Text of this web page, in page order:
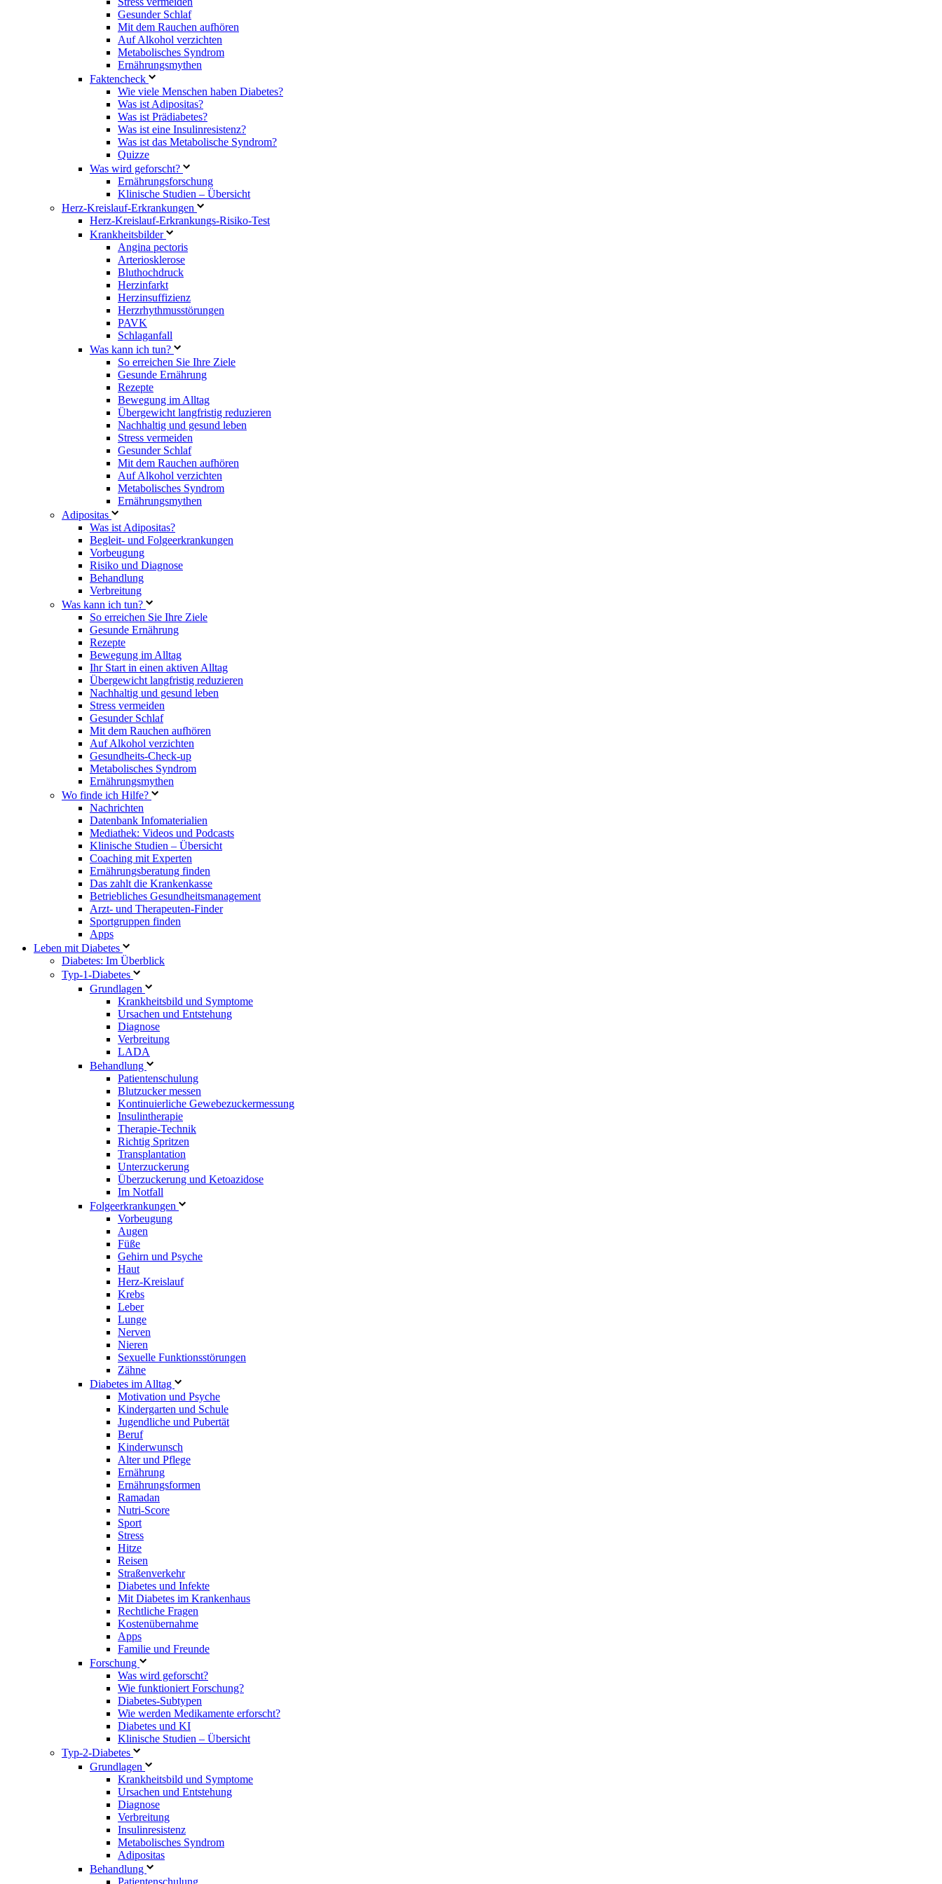
Gesunder Schlaf
Mit dem Rauchen aufhören
Auf Alkohol verzichten
Metabolisches Syndrom
Ernährungsmythen
Faktencheck
Wie viele Menschen haben Diabetes?
Was ist Adipositas?
Was ist Prädiabetes?
Was ist eine Insulinresistenz?
Was ist das Metabolische Syndrom?
Quizze
Was wird geforscht?
Ernährungsforschung
Klinische Studien – Übersicht
Herz-Kreislauf-Erkrankungen
Herz-Kreislauf-Erkrankungs-Risiko-Test
Krankheitsbilder
Angina pectoris
Arteriosklerose
Bluthochdruck
Herzinfarkt
Herzinsuffizienz
Herzrhythmusstörungen
PAVK
Schlaganfall
Was kann ich tun?
So erreichen Sie Ihre Ziele
Gesunde Ernährung
Rezepte
Bewegung im Alltag
Übergewicht langfristig reduzieren
Nachhaltig und gesund leben
Stress vermeiden
Gesunder Schlaf
Mit dem Rauchen aufhören
Auf Alkohol verzichten
Metabolisches Syndrom
Ernährungsmythen
Adipositas
Was ist Adipositas?
Begleit- und Folgeerkrankungen
Vorbeugung
Risiko und Diagnose
Behandlung
Verbreitung
Was kann ich tun?
So erreichen Sie Ihre Ziele
Gesunde Ernährung
Rezepte
Bewegung im Alltag
Ihr Start in einen aktiven Alltag
Übergewicht langfristig reduzieren
Nachhaltig und gesund leben
Stress vermeiden
Gesunder Schlaf
Mit dem Rauchen aufhören
Auf Alkohol verzichten
Gesundheits-Check-up
Metabolisches Syndrom
Ernährungsmythen
Wo finde ich Hilfe?
Nachrichten
Datenbank Infomaterialien
Mediathek: Videos und Podcasts
Klinische Studien – Übersicht
Coaching mit Experten
Ernährungsberatung finden
Das zahlt die Krankenkasse
Betriebliches Gesundheitsmanagement
Arzt- und Therapeuten-Finder
Sportgruppen finden
Apps
Leben mit Diabetes
Diabetes: Im Überblick
Typ-1-Diabetes
Grundlagen
Krankheitsbild und Symptome
Ursachen und Entstehung
Diagnose
Verbreitung
LADA
Behandlung
Patientenschulung
Blutzucker messen
Kontinuierliche Gewebezuckermessung
Insulintherapie
Therapie-Technik
Richtig Spritzen
Transplantation
Unterzuckerung
Überzuckerung und Ketoazidose
Im Notfall
Folgeerkrankungen
Vorbeugung
Augen
Füße
Gehirn und Psyche
Haut
Herz-Kreislauf
Krebs
Leber
Lunge
Nerven
Nieren
Sexuelle Funktionsstörungen
Zähne
Diabetes im Alltag
Motivation und Psyche
Kindergarten und Schule
Jugendliche und Pubertät
Beruf
Kinderwunsch
Alter und Pflege
Ernährung
Ernährungsformen
Ramadan
Nutri-Score
Sport
Stress
Hitze
Reisen
Straßenverkehr
Diabetes und Infekte
Mit Diabetes im Krankenhaus
Rechtliche Fragen
Kostenübernahme
Apps
Familie und Freunde
Forschung
Was wird geforscht?
Wie funktioniert Forschung?
Diabetes-Subtypen
Wie werden Medikamente erforscht?
Diabetes und KI
Klinische Studien – Übersicht
Typ-2-Diabetes
Grundlagen
Krankheitsbild und Symptome
Ursachen und Entstehung
Diagnose
Verbreitung
Insulinresistenz
Metabolisches Syndrom
Adipositas
Behandlung
Patientenschulung